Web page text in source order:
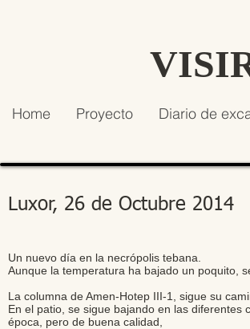
Home Proyecto Diario de
Luxor, 26 de Octubre 2014
Un nuevo día en la necrópolis tebana.
Aunque la temperatura ha bajado un poquito,
La columna de Amen-Hotep III-1, sigue su
En el patio, se sigue bajando en las
época, pero de buena calidad,